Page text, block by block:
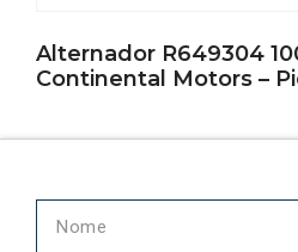
Alternador R649304
Continental Motors –